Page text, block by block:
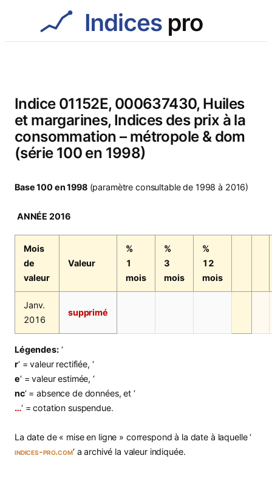
Indice 01152E, 000637430, Huiles
et margarines, Indices des prix à la
consommation – métropole & dom
(série 100 en 1998)
Base 100 en 1998(paramètre consultable de 1998 à 2016)
ANNÉE 2016
Mois
de
valeur
Valeur
%
1
mois
%
3
mois
%
12
mois
Janv.
2016
supprimé
Légendes:‘
r‘ = valeur rectifiée, ‘
e‘ = valeur estimée, ‘
nc‘ = absence de données, et ‘
…‘ = cotation suspendue.
La date de « mise en ligne » correspond à la date à laquelle ‘
indices-pro.com‘ a archivé la valeur indiquée.